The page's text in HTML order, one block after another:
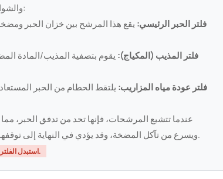
والشوائب التي قد تسد الفوهة. وتشمل المرشحات الرئيسية الثلاثة ما يلي:
فلتر الحبر الرئيسي: يقع هذا المرشح بين خزان الحبر
فلتر المذيب (المكياج): يقوم بتصفية المذيب/المادة
فلتر عودة مياه المزاريب: يلتقط الحطام من الحبر
عندما تتشبع المرشحات، فإنها تحد من تدفق الحبر،
ويسرع من تآكل المضخة، وقد يؤدي في النهاية إلى توقفها عن العمل - وهو عطل مكلف للغاية مقارنة باستبدال المرشح فقط.
استبدل الفلتر الرئيسي كل 1000-2000 ساعة؛ وفلاتر التغذية وفلاتر المزاريب في كل دورة صيانة.